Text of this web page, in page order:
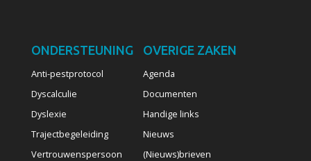
ONDERSTEUNING
Anti-pestprotocol
Dyscalculie
Dyslexie
Trajectbegeleiding
Vertrouwenspersoon
OVERIGE ZAKEN
Agenda
Documenten
Handige links
Nieuws
(Nieuws)brieven